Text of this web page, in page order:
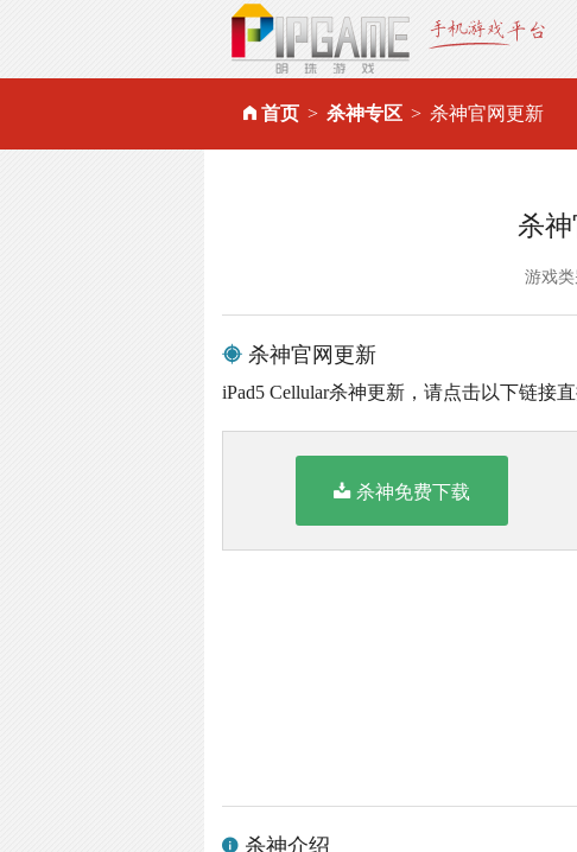
首页 杀神专区 杀神官网更新
杀
游戏
杀神官网更新
iPad5 Cellular杀神更新，请点击以下链接
杀神免费下载
杀神介绍